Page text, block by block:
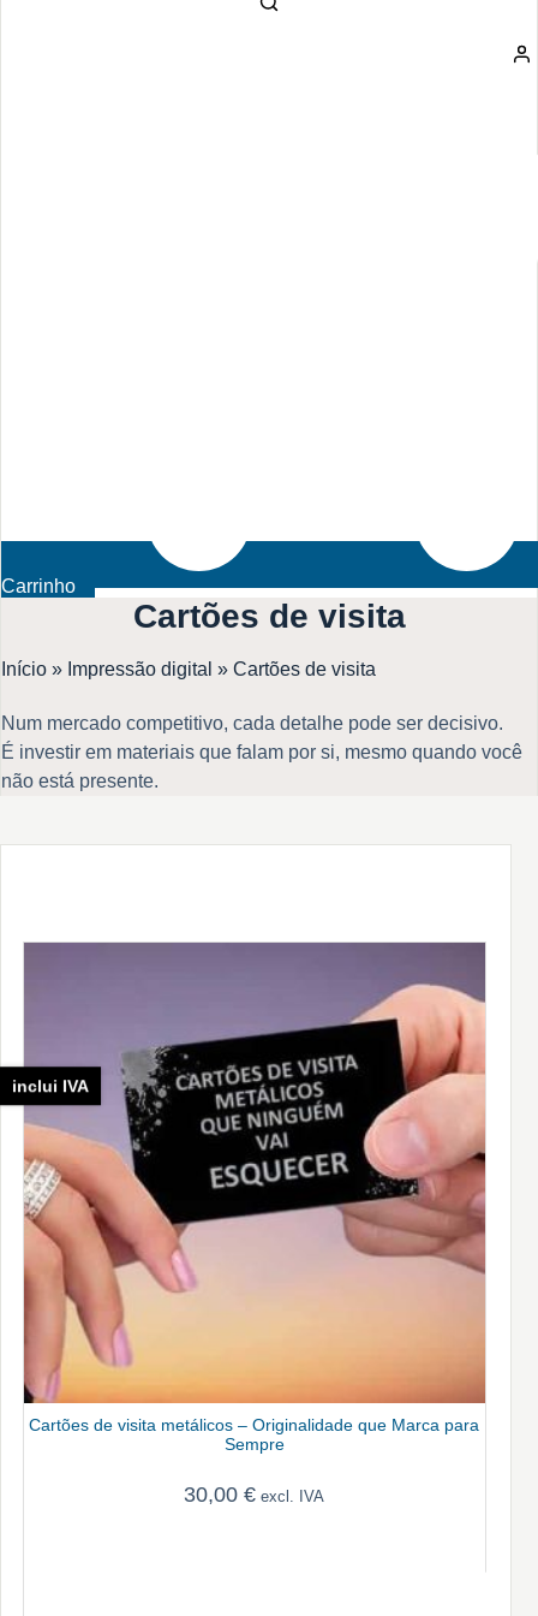
Carrinho
Cartões de visita
Início » Impressão digital » Cartões de visita
Num mercado competitivo, cada detalhe pode ser decisivo.
É investir em materiais que falam por si, mesmo quando você
não está presente.
Cartões de visita metálicos – Originalidade que Marca para
Sempre
30,00€ excl. IVA
inclui IVA